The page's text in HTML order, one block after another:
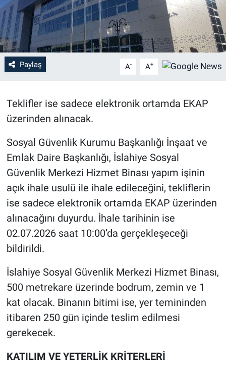
Paylaş A- A+
Teklifler ise sadece elektronik ortamda EKAP
üzerinden alınacak.
Sosyal Güvenlik Kurumu Başkanlığı İnşaat ve
Emlak Daire Başkanlığı, İslahiye Sosyal
Güvenlik Merkezi Hizmet Binası yapım işinin
açık ihale usulü ile ihale edileceğini, tekliflerin
ise sadece elektronik ortamda EKAP üzerinden
alınacağını duyurdu. İhale tarihinin ise
02.07.2026 saat 10:00’da gerçekleşeceği
bildirildi.
İslahiye Sosyal Güvenlik Merkezi Hizmet Binası,
500 metrekare üzerinde bodrum, zemin ve 1
kat olacak. Binanın bitimi ise, yer temininden
itibaren 250 gün içinde teslim edilmesi
gerekecek.
KATILIM VE YETERLİK KRİTERLERİ